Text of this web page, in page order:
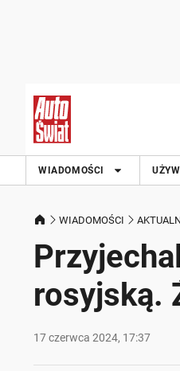
WIADOMOŚCI
WIADOMOŚCI
rosyjską.
17 czerwca 2024, 17:37